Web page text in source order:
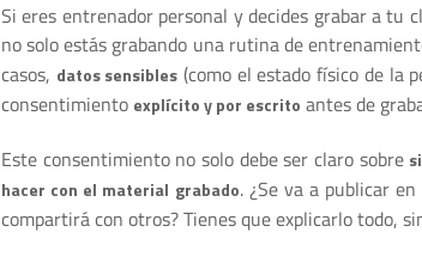
Si eres entrenador personal y decides grabar a tu
no solo estás grabando una rutina de
casos, datos sensibles (como el estado físico de la
consentimiento explícito y por escrito antes de
Este consentimiento no solo debe ser claro sobre
hacer con el material grabado. ¿Se va a publicar
compartirá con otros? Tienes que explicarlo todo,